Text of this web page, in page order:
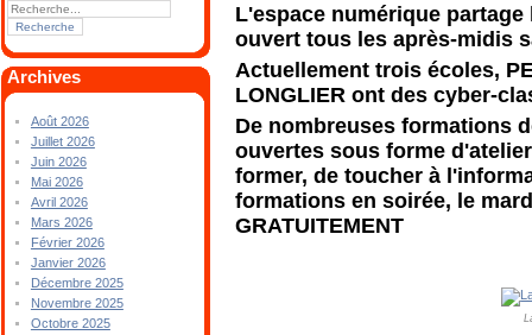
Archives
Août 2026
Juillet 2026
Juin 2026
Mai 2026
Avril 2026
Mars 2026
Février 2026
Janvier 2026
Décembre 2025
Novembre 2025
Octobre 2025
L'espace numérique
ouvert tous les après-midis
Actuellement trois écoles,
LONGLIER ont des cyber-
De nombreuses formations
ouvertes sous forme
former, de toucher à
formations en soirée, le
GRATUITEMENT